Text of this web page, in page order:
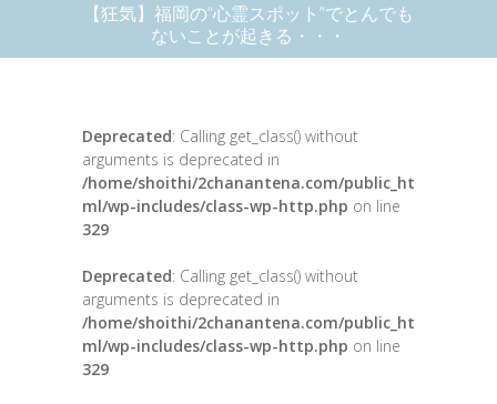
【狂気】福岡の“心霊スポット”でとんでも
ないことが起きる・・・
Deprecated: Calling get_class() without
arguments is deprecated in
/home/shoithi/2chanantena.com/public_ht
ml/wp-includes/class-wp-http.php on line
329
Deprecated: Calling get_class() without
arguments is deprecated in
/home/shoithi/2chanantena.com/public_ht
ml/wp-includes/class-wp-http.php on line
329